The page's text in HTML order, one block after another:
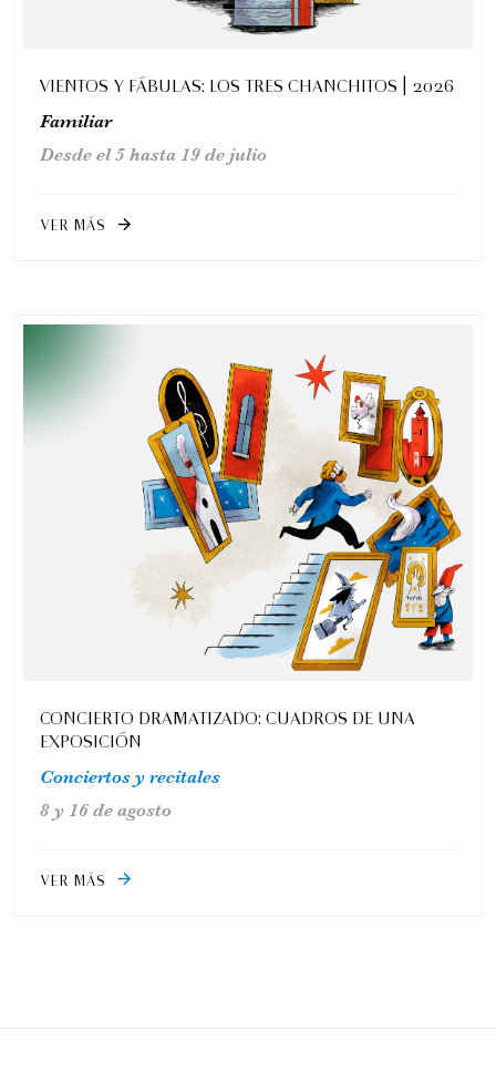
VIENTOS Y FÁBULAS: LOS TRES CHANCHITOS | 2026
Familiar
Desde el 5 hasta 19 de julio
VER MÁS arrow_forward
CONCIERTO DRAMATIZADO: CUADROS DE UNA
EXPOSICIÓN
Conciertos y recitales
8 y 16 de agosto
VER MÁS arrow_forward